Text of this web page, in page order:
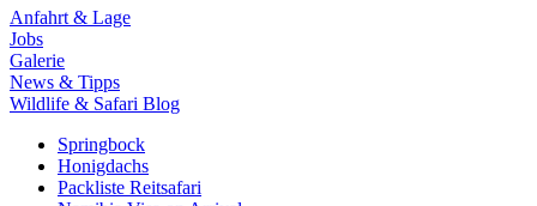
Anfahrt & Lage
Jobs
Galerie
News & Tipps
Wildlife & Safari Blog
Springbock
Honigdachs
Packliste Reitsafari